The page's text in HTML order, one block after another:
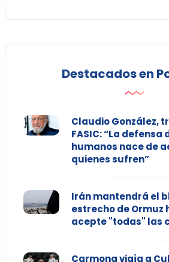
Destacados en
Claudio González,
FASIC: “La defensa
humanos nace de
quienes sufren”
Irán mantendrá el
estrecho de Ormuz
acepte "todas" las
Carmona viaja a